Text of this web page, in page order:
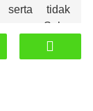
serta tidak
310°C.